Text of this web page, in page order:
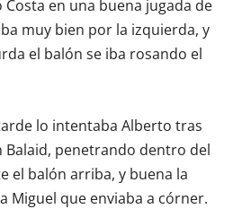
en una buena jugada de
muy bien por la izquierda, y
el balón se iba rosando el
lo intentaba Alberto tras
Balaid, penetrando dentro del
el balón arriba, y buena la
Miguel que enviaba a córner.